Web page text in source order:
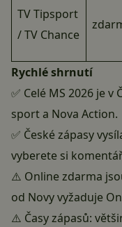
TV Tipsport
/ TV Chance
Rychlé shrnutí
✅ Celé MS 2026 je
sport a Nova Action.
✅ České zápasy
vyberete si
⚠️ Online zdarma
od Novy vyžaduje
⚠️ Časy zápasů: